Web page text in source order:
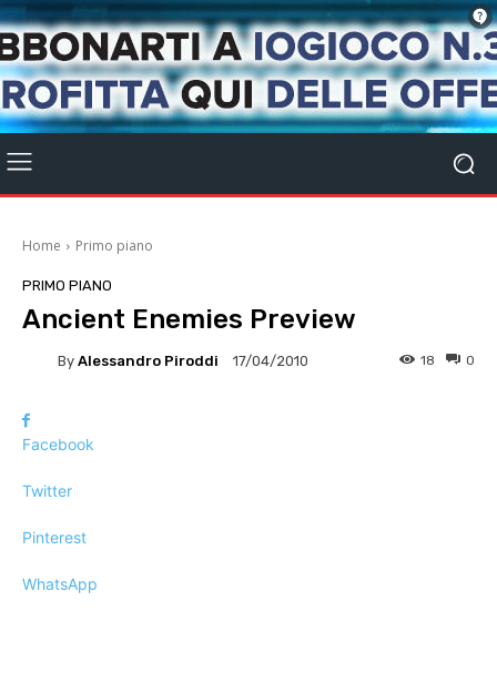
Home Primo piano
PRIMO PIANO
Ancient Enemies Preview
By Alessandro Piroddi 17/04/2010 0
18
Facebook
Twitter
Pinterest
WhatsApp